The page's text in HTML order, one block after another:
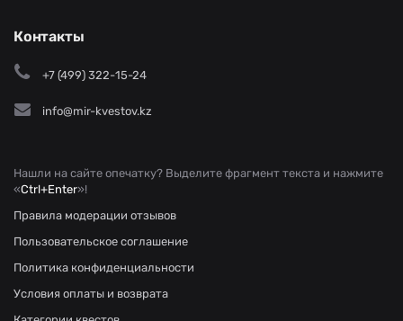
Контакты
+7 (499) 322-15-24
info@mir-kvestov.kz
Нашли на сайте опечатку? Выделите фрагмент текста и нажмите
«Ctrl+Enter»!
Правила модерации отзывов
Пользовательское соглашение
Политика конфиденциальности
Условия оплаты и возврата